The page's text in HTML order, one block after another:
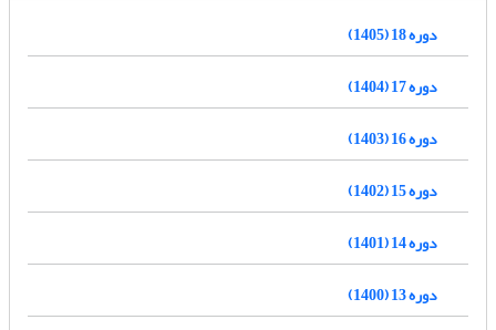
دوره 18 (1405)
دوره 17 (1404)
دوره 16 (1403)
دوره 15 (1402)
دوره 14 (1401)
دوره 13 (1400)